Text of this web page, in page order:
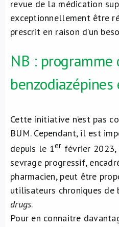
revue de la médication
exceptionnellement être
prescrit en raison d’un
NB : programme
Cette initiative n’est pas
BUM. Cependant, il est
depuis le 1er février 2023,
sevrage progressif,
pharmacien, peut être
utilisateurs chroniques de
drugs.
Pour en connaitre